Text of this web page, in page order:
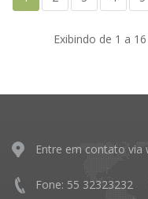
Exibindo de 1 a
Entre em contato via
Fone: 55 32323232